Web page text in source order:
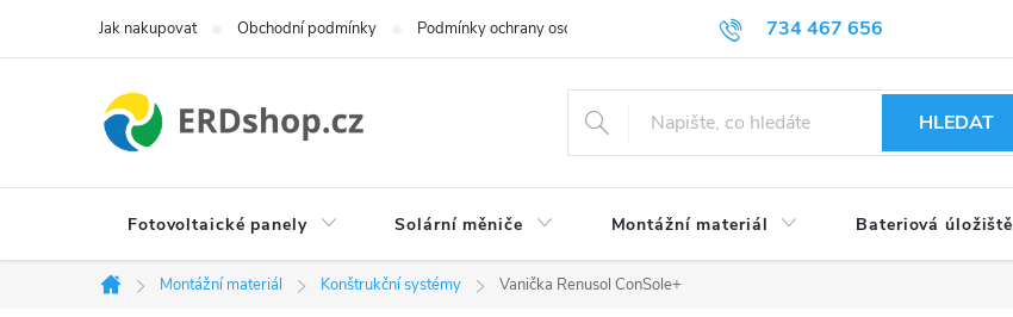
734 467 656
Jak nakupovat Obchodní podmínky Podmínky ochrany osobních údajů
HLEDAT
Fotovoltaické panely Solární měniče Montážní materiál Bateriová úložiště
Domů
Montážní materiál Konštrukční systémy Vanička Renusol ConSole+